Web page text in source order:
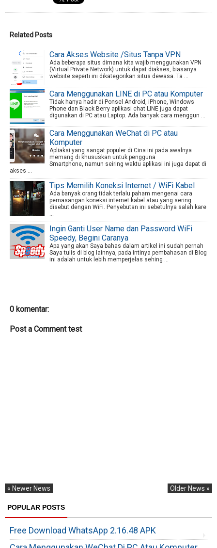
Related Posts
Cara Akses Website /Situs Tanpa VPN
Ada beberapa situs dimana kita wajib menggunakan VPN
(Virtual Private Network) untuk dapat diakses, biasanya
website seperti ini dikategorikan situs dewasa. Ta ...
Cara Menggunakan LINE di PC atau Komputer
Tidak hanya hadir di Ponsel Android, iPhone, Windows
Phone dan Black Berry aplikasi chat LINE juga dapat
digunakan di PC atau Laptop. Ada banyak cara menggun ...
Cara Menggunakan WeChat di PC atau
Komputer
Apliaksi yang sangat populer di Cina ini pada awalnya
memang di khususkan untuk pengguna
Smartphone, namun seiring waktu aplikasi ini juga dapat di
akses ...
Tips Memilih Koneksi Internet / WiFi Kabel
Ada banyak orang tidak terlalu paham mengenai cara
pemasangan koneksi internet kabel atau yang sering
disebut dengan WiFi. Penyebutan ini sebetulnya salah kare
...
Ingin Ganti User Name dan Password WiFi
Speedy, Begini Caranya
Apa yang akan Saya bahas dalam artikel ini sudah pernah
Saya tulis di blog lainnya, pada intinya pembahasan di Blog
ini adalah untuk lebih memperjelas sehing ...
0 komentar:
Post a Comment test
« Newer News Older News »
POPULAR POSTS
Free Download WhatsApp 2.16.48 APK